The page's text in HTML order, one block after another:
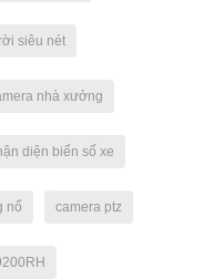
siêu nét
nhà xưởng
diện biển số xe
nổ camera ptz